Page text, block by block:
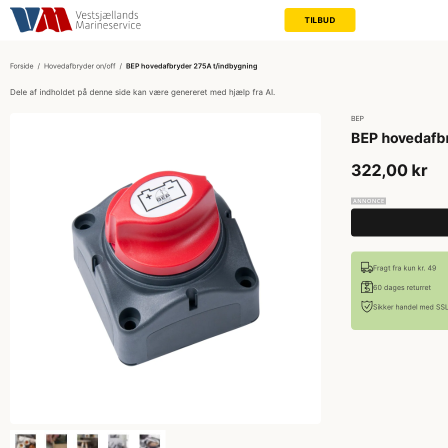
TILBUD
Forside / Hovedafbryder on/off / BEP hovedafbryder 275A t/indbygning
Dele af indholdet på denne side kan være genereret med hjælp fra AI.
BEP
BEP
322,00 kr
Fragt fra kun kr. 49
60 dages returret
Sikker handel med